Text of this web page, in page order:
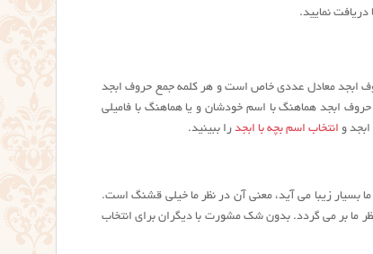
نمایید.
ابجد معادل عددی خاص است و هر کلمه جمع حروف ابجد
ابجد هماهنگ با اسم خودشان و یا هماهنگ با فامیلی
و انتخاب اسم بچه با ابجد را ببینید.
بسیار زیبا می آید، معنی آن در نظر ما خیلی قشنگ است.
نظر ما بر می گردد. بدون شک مشورت با دیگران برای انتخاب